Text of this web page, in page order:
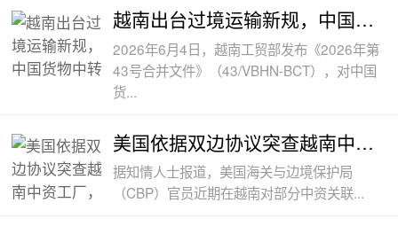
越南出台过境运输新规，中国货物中转通
2026年6月4日，越南工贸部发布《2026年第
43号合并文件》（43/VBHN-BCT），对中国
货...
美国依据双边协议突查越南中资工厂，三
据知情人士报道，美国海关与边境保护局
（CBP）官员近期在越南对部分中资关联...